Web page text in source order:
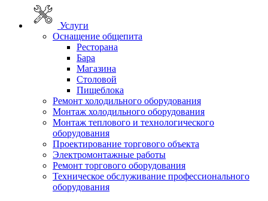
Услуги
Оснащение общепита
Ресторана
Бара
Магазина
Столовой
Пищеблока
Ремонт холодильного оборудования
Монтаж холодильного оборудования
Монтаж теплового и технологического
оборудования
Проектирование торгового объекта
Электромонтажные работы
Ремонт торгового оборудования
Техническое обслуживание профессионального
оборудования